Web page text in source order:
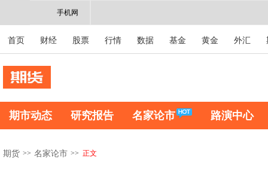
手机网
首页 财经 股票 行情 数据 基金 黄金 外汇
期市动态 研究报告 名家论市 路演中心
期货 >> 名家论市 >> 正文